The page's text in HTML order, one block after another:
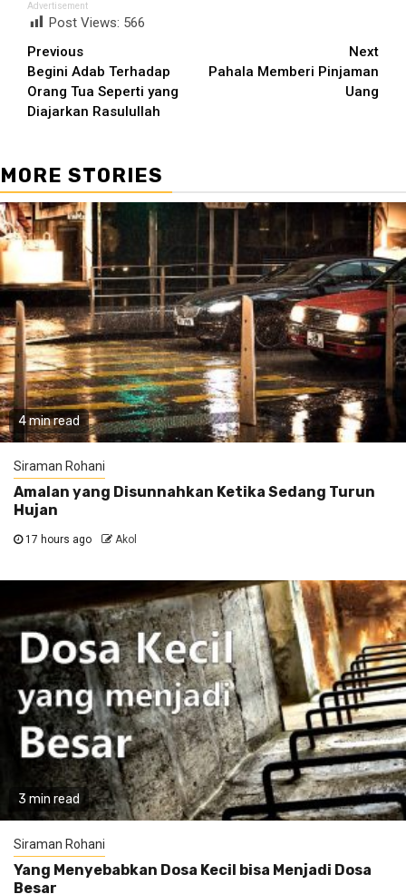
Advertisement
Post Views: 566
Continue
Reading
Previous
Begini Adab Terhadap
Orang Tua Seperti yang
Diajarkan Rasulullah
Next
Pahala Memberi Pinjaman
Uang
MORE STORIES
4 min read
Siraman Rohani
Amalan yang Disunnahkan Ketika Sedang Turun
Hujan
17 hours ago Akol
3 min read
Siraman Rohani
Yang Menyebabkan Dosa Kecil bisa Menjadi Dosa
Besar